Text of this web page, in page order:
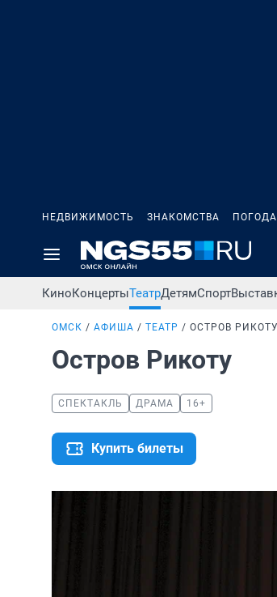
НЕДВИЖИМОСТЬ ЗНАКОМСТВА ПОГОДА
КиноКонцертыТеатрДетямСпорт
ОМСК АФИША ТЕАТР ОСТРОВ РИКОТУ
Остров Рикоту
СПЕКТАКЛЬ ДРАМА 16+
Купить билеты